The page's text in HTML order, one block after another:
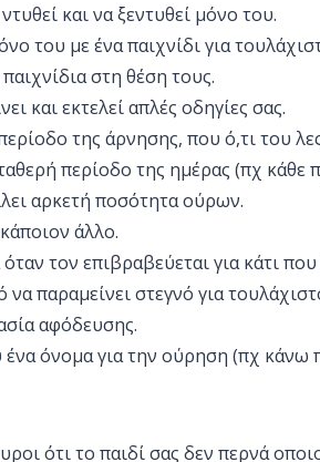
και να ξεντυθεί μόνο του.
του με ένα παιχνίδι για
παιχνίδια στη θέση τους.
και εκτελεί απλές οδηγίες σας.
της άρνησης, που ό,τι του
περίοδο της ημέρας (πχ κάθε
αρκετή ποσότητα ούρων.
άλλο.
τον επιβραβεύεται για κάτι που
να παραμείνει στεγνό για
αφόδευσης.
ένα όνομα για την ούρηση (πχ
ότι το παιδί σας δεν περνά